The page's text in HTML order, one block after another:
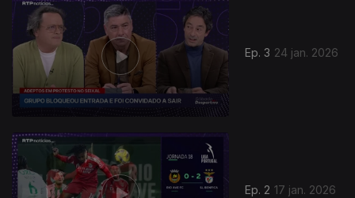
Ep. 3 24 jan. 2026
Ep. 2 17 jan. 2026